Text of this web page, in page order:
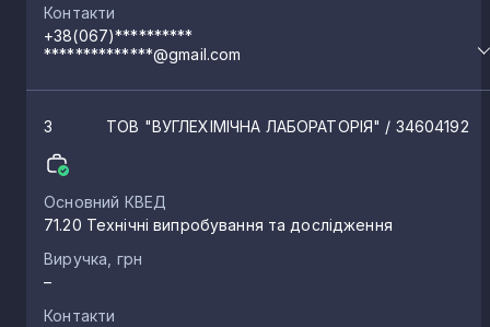
Контакти
+38(067)**********
**************@gmail.com
3 ТОВ "ВУГЛЕХІМІЧНА ЛАБОРАТОРІЯ" / 34604192
Основний КВЕД
71.20 Технічні випробування та дослідження
Виручка, грн
–
Контакти